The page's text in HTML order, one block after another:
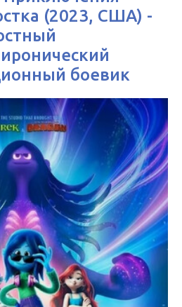
(2023, США) -
боевик